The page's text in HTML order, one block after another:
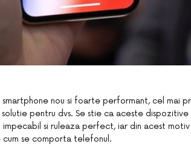
nou si foarte performant, cel mai
pentru dvs. Se stie ca aceste
si ruleaza perfect, iar din acest
se comporta telefonul.